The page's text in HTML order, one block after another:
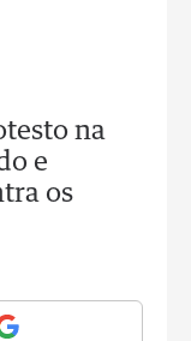
na
e
os